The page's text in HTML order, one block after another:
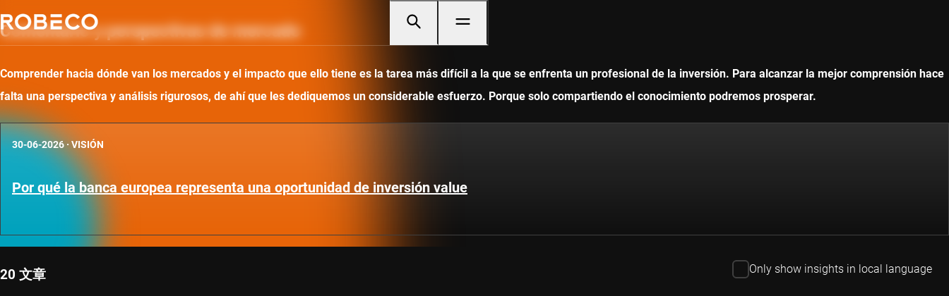
Comentario y perspectivas de mercado
Comprender hacia dónde van los mercados y el impacto que ello tiene es la tarea más difícil a la que se enfrenta un profesional de la inversión. Para alcanzar la mejor comprensión hace
falta una perspectiva y análisis rigurosos, de ahí que les dediquemos un considerable esfuerzo. Porque solo compartiendo el conocimiento podremos prosperar.
30-06-2026·VISIÓN
Por qué la banca europea representa una oportunidad de inversión value
20 文章 Only show insights in local language